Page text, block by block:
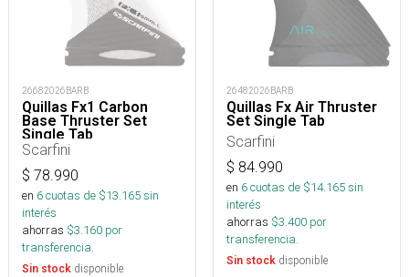
26682026BARB
Quillas Fx1 Carbon
Base Thruster Set
Single Tab
Scarfini
$ 78.990
en 6cuotas de $13.165sin
interés
ahorras $3.160 por
transferencia.
Sin stock disponible
26482026BARB
Quillas Fx Air Thruster
Set Single Tab
Scarfini
$ 84.990
en 6cuotas de $14.165sin
interés
ahorras $3.400 por
transferencia.
Sin stock disponible